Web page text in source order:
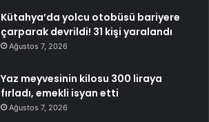
Kütahya’da yolcu otobüsü bariyere
çarparak devrildi! 31 kişi yaralandı
Ağustos 7, 2026
Yaz meyvesinin kilosu 300 liraya
fırladı, emekli isyan etti
Ağustos 7, 2026